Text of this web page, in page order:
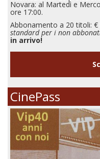
Novara: al Martedì e
ore 17:00.
Abbonamento a 20 titoli: €
standard per i non
in arrivo!
CinePass